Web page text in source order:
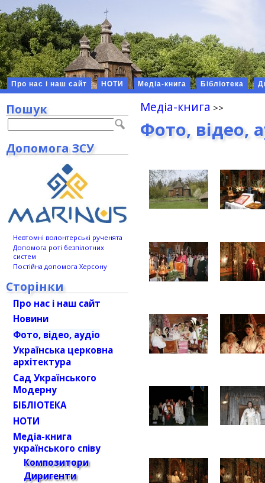
Про нас і наш сайт НОТИ Медіа-книга Бібліотека
Медіа-книга
Фото, відео,
Пошук
Допомога ЗСУ
Невтомні волонтерські рученята
Допомога роті безпілотних
систем
Постійна допомога Херсону
Сторінки
Про нас і наш сайт
Новини
Фото, відео, аудіо
Українська церковна
архітектура
Сад Українського
Модерну
БІБЛІОТЕКА
НОТИ
Медіа-книга
українського співу
Композитори
Диригенти